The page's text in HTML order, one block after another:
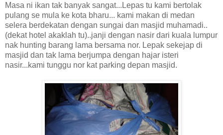
Masa ni ikan tak banyak sangat...Lepas tu kami bertolak
pulang se mula ke kota bharu... kami makan di medan
selera berdekatan dengan sungai dan masjid muhamadi..
(dekat hotel akaklah tu)..janji dengan nasir dari kuala lumpur
nak hunting barang lama bersama nor. Lepak sekejap di
masjid dan tak lama berjumpa dengan hajar isteri
nasir...kami tunggu nor kat parking depan masjid.